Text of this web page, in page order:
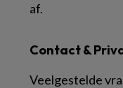
Contact &
Veelgestelde
af.